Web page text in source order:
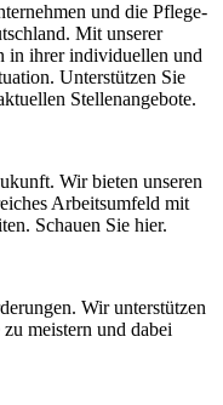
und die Pflege-
Mit unserer
in ihrer individuellen und
Unterstützen Sie
Stellenangebote.
Wir bieten unseren
Arbeitsumfeld mit
Schauen Sie hier.
Wir unterstützen
meistern und dabei